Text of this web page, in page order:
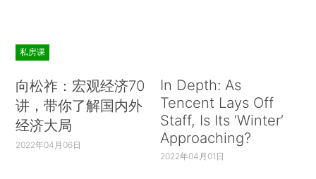
私房课
向松祚：宏观经济70
讲，带你了解国内外
经济大局
2022年04月06日
In Depth: As
Tencent Lays Off
Staff, Is Its ‘Winter’
Approaching?
2022年04月01日